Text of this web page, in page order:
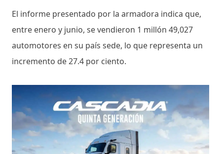
El informe presentado por la armadora indica que,
entre enero y junio, se vendieron 1 millón 49,027
automotores en su país sede, lo que representa un
incremento de 27.4 por ciento.